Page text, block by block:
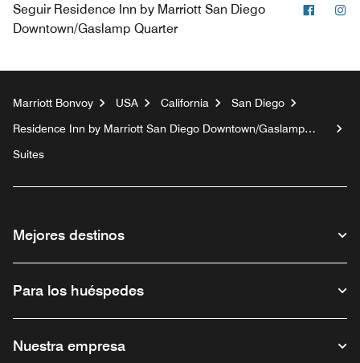
Seguir Residence Inn by Marriott San Diego
Downtown/Gaslamp Quarter
Marriott Bonvoy USA California
San Diego
Residence Inn by Marriott San Diego Downtown/Gaslamp
Suites
Mejores destinos
Para los huéspedes
Nuestra empresa